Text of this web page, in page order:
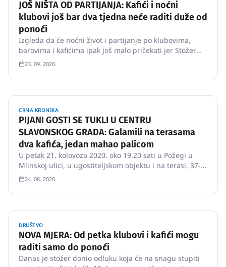
JOŠ NIŠTA OD PARTIJANJA: Kafići i noćni
klubovi još bar dva tjedna neće raditi duže od
ponoći
Izgleda da će noćni život i partijanje po klubovima,
barovima i kafićima ipak još malo pričekati jer Stožer
civilne zaštite Republike Hrvatske je produžio odluku o
ograničenju radnog vremena barova, kafića, noćnih
klubova i sličnih objekata do 7.
23. 09. 2020.
CRNA KRONIKA
PIJANI GOSTI SE TUKLI U CENTRU
SLAVONSKOG GRADA: Galamili na terasama
dva kafića, jedan mahao palicom
U petak 21. kolovoza 2020. oko 19.20 sati u Požegi u
Mlinskoj ulici, u ugostiteljskom objektu i na terasi, 37-
godišnjak je pod utjecajem alkohola od 1,56 promila
vikao i galamio te prevrnuo jedan stol. Budući da je
postojala opasnost da će nastaviti s činjenjem
24. 08. 2020.
DRUŠTVO
NOVA MJERA: Od petka klubovi i kafići mogu
raditi samo do ponoći
Danas je stožer donio odluku koja će na snagu stupiti